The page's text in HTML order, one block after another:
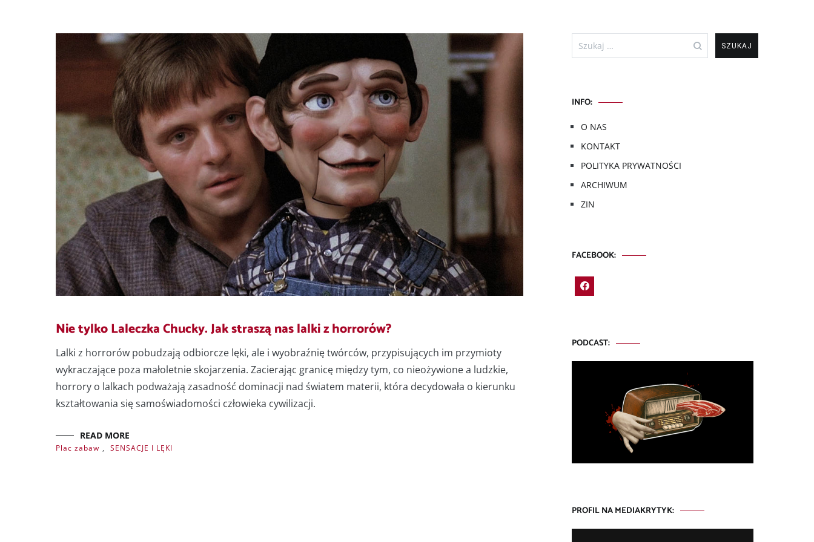
Nie tylko Laleczka Chucky. Jak straszą nas lalki z horrorów?
Lalki z horrorów pobudzają odbiorcze lęki, ale i wyobraźnię twórców, przypisujących im przymioty
wykraczające poza małoletnie skojarzenia. Zacierając granicę między tym, co nieożywione a ludzkie,
horrory o lalkach podważają zasadność dominacji nad światem materii, która decydowała o kierunku
kształtowania się samoświadomości człowieka cywilizacji.
READ MORE
Plac zabaw , SENSACJE I LĘKI
Szukaj:
INFO:
O NAS
KONTAKT
POLITYKA PRYWATNOŚCI
ARCHIWUM
ZIN
FACEBOOK:
PODCAST:
PROFIL NA MEDIAKRYTYK: